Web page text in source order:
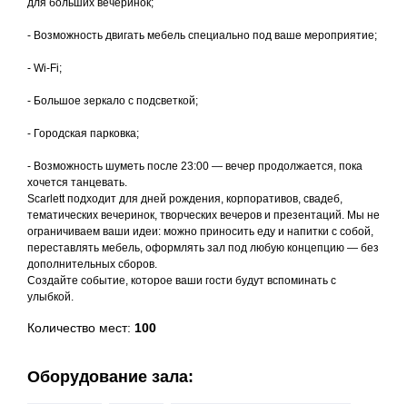
для больших вечеринок;
- Возможность двигать мебель специально под ваше мероприятие;
- Wi-Fi;
- Большое зеркало с подсветкой;
- Городская парковка;
- Возможность шуметь после 23:00 — вечер продолжается, пока
хочется танцевать.
Scarlett подходит для дней рождения, корпоративов, свадеб,
тематических вечеринок, творческих вечеров и презентаций. Мы не
ограничиваем ваши идеи: можно приносить еду и напитки с собой,
переставлять мебель, оформлять зал под любую концепцию — без
дополнительных сборов.
Создайте событие, которое ваши гости будут вспоминать с
улыбкой.
Количество мест: 100
Оборудование зала: